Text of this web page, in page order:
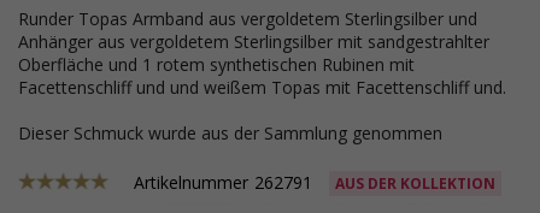
runder Topas Armband aus vergoldetem Sterlingsilber und
Anhänger aus vergoldetem Sterlingsilber mit sandgestrahlter
Oberfläche und 1 rotem synthetischen Rubinen mit
Facettenschliff und und weißem Topas mit Facettenschliff und.
Dieser Schmuck wurde aus der Sammlung genommen
Artikelnummer 262791 AUS DER KOLLEKTION